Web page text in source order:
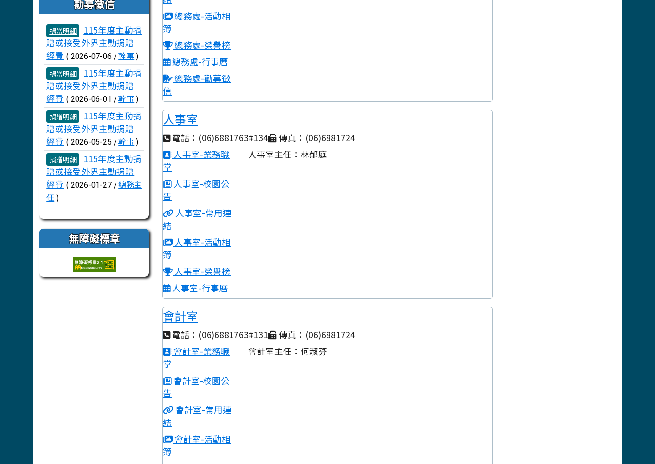
勸募徵信
文章列表
捐贈明細
115年度主動捐
贈或接受外界主動捐贈
經費 ( 2026-07-06 /幹事)
捐贈明細
115年度主動捐
贈或接受外界主動捐贈
經費 ( 2026-06-01 /幹事)
捐贈明細
115年度主動捐
贈或接受外界主動捐贈
經費 ( 2026-05-25 /幹事)
捐贈明細
115年度主動捐
贈或接受外界主動捐贈
經費 ( 2026-01-27 /總務主
任)
無障礙標章
總務處-活動相
簿
總務處-榮譽榜
總務處-行事曆
總務處-勸募徵
信
人事室
電話：(06)6881763#134
傳真：(06)6881724
人事室-業務職
掌
人事室-校園公
告
人事室-常用連
結
人事室-活動相
簿
人事室-榮譽榜
人事室-行事曆
人事室主任：林郁庭
會計室
電話：(06)6881763#131
傳真：(06)6881724
會計室-業務職
掌
會計室-校園公
告
會計室-常用連
結
會計室-活動相
簿
會計室主任：何淑芬